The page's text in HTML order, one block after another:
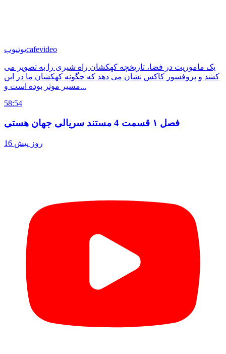
یوتیوبcafevideo
یک ماموریت در فضا، تاریخچه کهکشان راه شیری را به تصویر می
کشد و پروفسور کاکس نشان می دهد که چگونه کهکشان ما در این
مسیر موثر بوده است و...
58:54
فصل ۱ قسمت 4 مستند سریالی جهان هستی
16 روز پیش